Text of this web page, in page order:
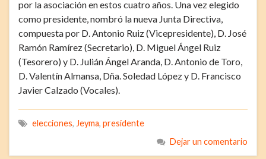
por la asociación en estos cuatro años. Una vez elegido
como presidente, nombró la nueva Junta Directiva,
compuesta por D. Antonio Ruiz (Vicepresidente), D. José
Ramón Ramírez (Secretario), D. Miguel Ángel Ruiz
(Tesorero) y D. Julián Ángel Aranda, D. Antonio de Toro,
D. Valentín Almansa, Dña. Soledad López y D. Francisco
Javier Calzado (Vocales).
elecciones, Jeyma, presidente
Dejar un comentario